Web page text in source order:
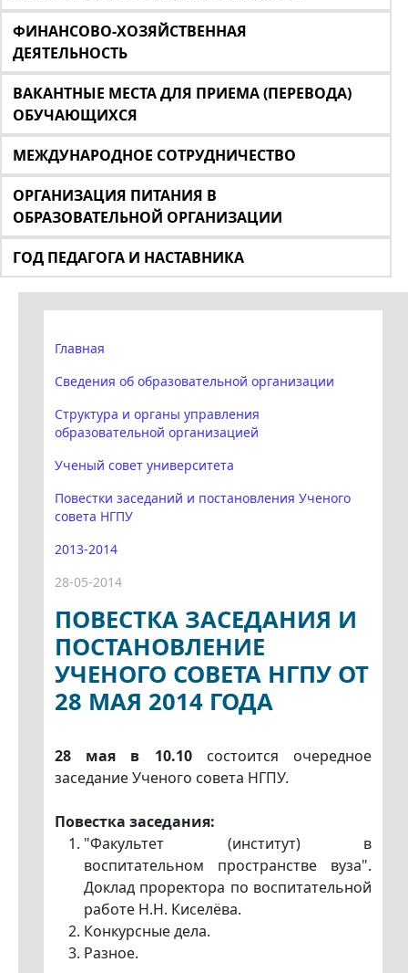
ФИНАНСОВО-ХОЗЯЙСТВЕННАЯ
ДЕЯТЕЛЬНОСТЬ
ВАКАНТНЫЕ МЕСТА ДЛЯ ПРИЕМА (ПЕРЕВОДА)
ОБУЧАЮЩИХСЯ
МЕЖДУНАРОДНОЕ СОТРУДНИЧЕСТВО
ОРГАНИЗАЦИЯ ПИТАНИЯ В
ОБРАЗОВАТЕЛЬНОЙ ОРГАНИЗАЦИИ
ГОД ПЕДАГОГА И НАСТАВНИКА
Главная
Сведения об образовательной организации
Структура и органы управления
образовательной организацией
Ученый совет университета
Повестки заседаний и постановления Ученого
совета НГПУ
2013-2014
28-05-2014
ПОВЕСТКА ЗАСЕДАНИЯ И
ПОСТАНОВЛЕНИЕ
УЧЕНОГО СОВЕТА НГПУ ОТ
28 МАЯ 2014 ГОДА
28 мая в 10.10состоится очередное
заседание Ученого совета НГПУ.
Повестка заседания:
"Факультет (институт) в
воспитательном пространстве вуза".
Доклад проректора по воспитательной
работе Н.Н. Киселёва.
Конкурсные дела.
Разное.